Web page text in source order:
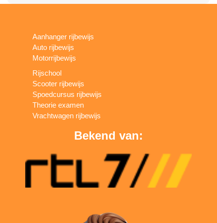
Aanhanger rijbewijs
Auto rijbewijs
Motorrijbewijs
Rijschool
Scooter rijbewijs
Spoedcursus rijbewijs
Theorie examen
Vrachtwagen rijbewijs
Bekend van: